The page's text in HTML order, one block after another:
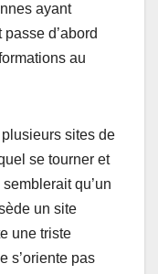
ayant
d’abord
au
sites de
se tourner et
qu’un
un site
une triste
s’oriente pas